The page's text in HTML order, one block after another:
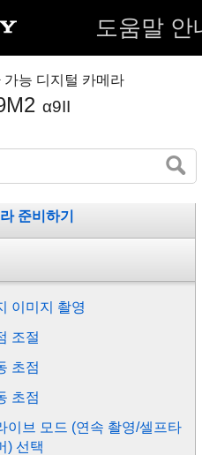
도움말 안
가능 디지털 카메라
α9II
/아이콘 및 지시등의 명칭
준비하기
이미지 촬영
조절
초점
초점
이브 모드 (연속 촬영/셀프타
) 선택